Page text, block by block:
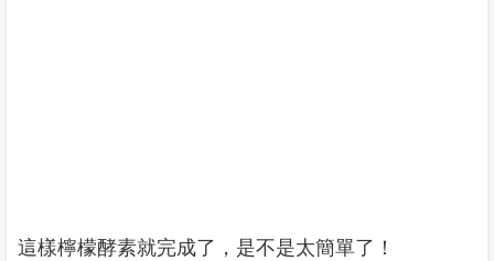
這樣檸檬酵素就完成了，是不是太簡單了！